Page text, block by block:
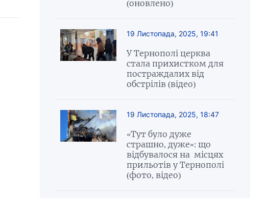
(оновлено)
19 Листопада, 2025, 19:41
У Тернополі церква
стала прихистком для
постраждалих від
обстрілів (відео)
19 Листопада, 2025, 18:47
«Тут було дуже
страшно, дуже»: що
відбувалося на місцях
прильотів у Тернополі
(фото, відео)